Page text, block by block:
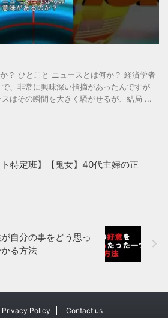
？ ひとこと ニュースとは何か？ 経済学者
、非常に興味深い指摘があったんですが
はその瞬間を大きく騒がせるが、結局 ...
ト特定班】【鬼女】40代主婦の正
自分の事をどう思っ
る方法
Privacy Policy Contact us